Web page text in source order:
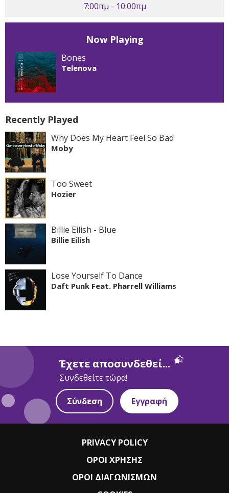
7:00πμ - 10:00πμ
Now Playing
Bones
Telenova
Recently Played
Why Does My Heart Feel So Bad
Moby
Too Sweet
Hozier
Billie Eilish - Blue
Billie Eilish
Lose Yourself To Dance
Daft Punk Feat. Pharrell Williams
Έχετε αποσυνδεθεί...
Συνδεθείτε τώρα!
Σύνδεση Εγγραφή
PRIVACY POLICY
ΟΡΟΙ ΧΡΗΣΗΣ
ΟΡΟΙ ΔΙΑΓΩΝΙΣΜΩΝ